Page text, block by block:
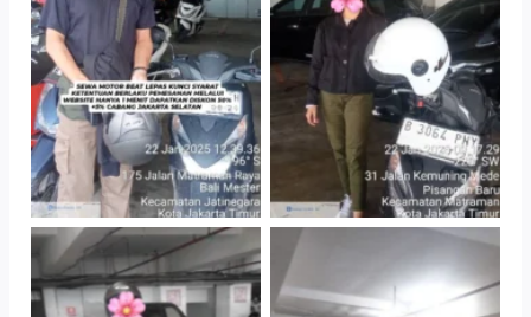
TNo Caption TNo Caption